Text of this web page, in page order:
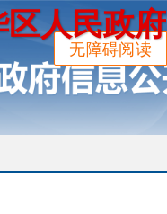
无障碍阅读
区人民政府